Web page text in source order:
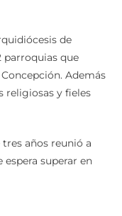
de
parroquias que
Además
religiosas y fieles
años reunió a
espera superar en